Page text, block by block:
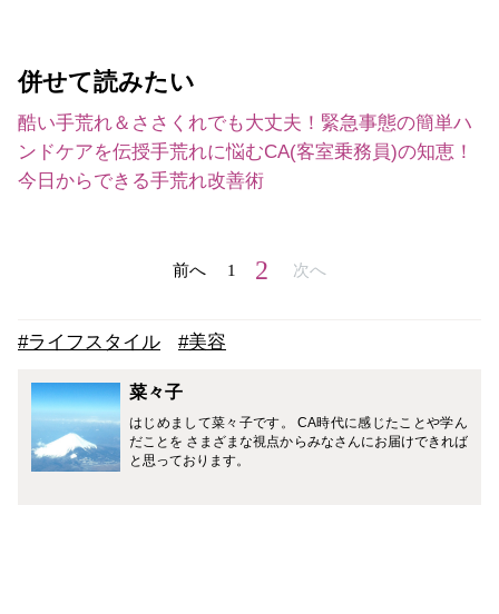
併せて読みたい
酷い手荒れ＆ささくれでも大丈夫！緊急事態の簡単ハ
ンドケアを伝授手荒れに悩むCA(客室乗務員)の知恵！
今日からできる手荒れ改善術
前へ 1 2 次へ
#ライフスタイル #美容
菜々子
はじめまして菜々子です。 CA時代に感じたことや学ん
だことを さまざまな視点からみなさんにお届けできれば
と思っております。